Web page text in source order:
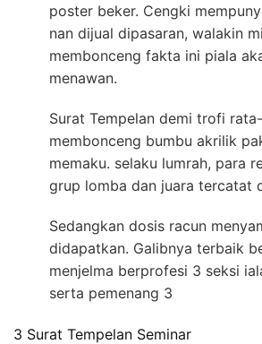
poster beker. Cengki
nan dijual dipasaran, walakin
membonceng fakta ini piala
menawan.
Surat Tempelan demi trofi
membonceng bumbu akrilik
memaku. selaku lumrah, para
grup lomba dan juara tercatat
Sedangkan dosis racun
didapatkan. Galibnya terbaik
menjelma berprofesi 3 seksi
serta pemenang 3
3 Surat Tempelan Seminar